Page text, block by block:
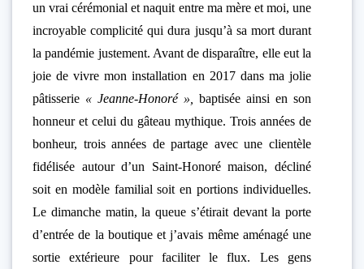
un vrai cérémonial et naquit entre ma mère et moi, une
incroyable complicité qui dura jusqu’à sa mort durant
la pandémie justement. Avant de disparaître, elle eut la
joie de vivre mon installation en 2017 dans ma jolie
pâtisserie « Jeanne-Honoré »,
baptisée ainsi en son
honneur et celui du gâteau mythique. Trois années de
bonheur, trois années de partage avec une clientèle
fidélisée autour d’un Saint-Honoré maison, décliné
soit en modèle familial soit en portions individuelles.
Le dimanche matin, la queue s’étirait devant la porte
d’entrée de la boutique et j’avais même aménagé une
sortie extérieure pour faciliter le flux. Les gens